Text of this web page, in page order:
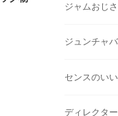
ジャムおじ
ジュンチャ
センスのい
ディレクタ